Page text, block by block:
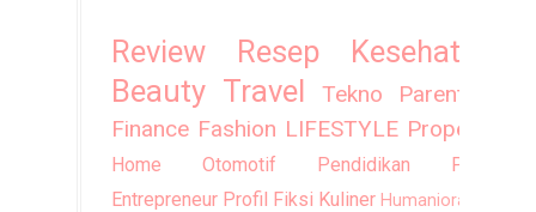
Review Resep
Kesehatan
Beauty Travel Tekno
Parenting
Finance Fashion LIFESTYLE Property
Home Otomotif Pendidikan
Puisi
Entrepreneur Profil Fiksi Kuliner Humaniora